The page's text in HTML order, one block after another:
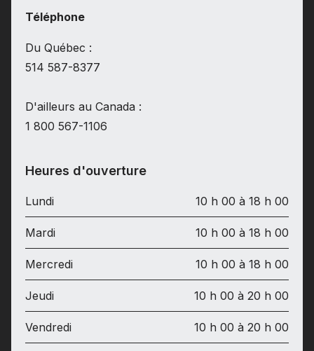
Téléphone
Du Québec :
514 587-8377
D'ailleurs au Canada :
1 800 567-1106
Heures d'ouverture
Lundi 10 h 00 à 18 h 00
Mardi 10 h 00 à 18 h 00
Mercredi 10 h 00 à 18 h 00
Jeudi 10 h 00 à 20 h 00
Vendredi 10 h 00 à 20 h 00